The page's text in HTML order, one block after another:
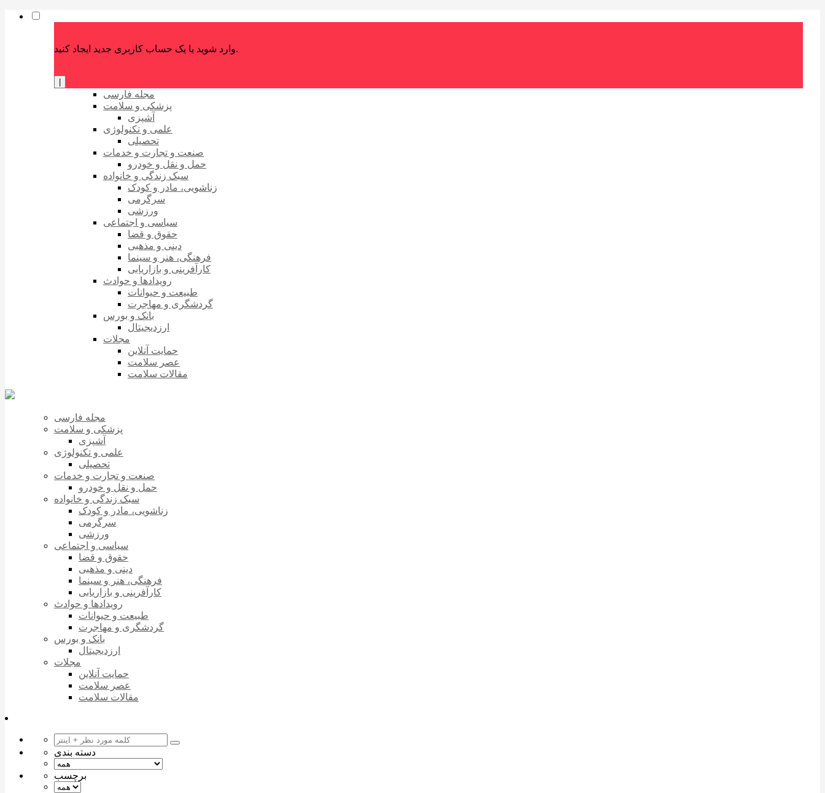
وارد شوید یا یک حساب کاربری جدید ایجاد کنید.
مجله فارسی
پزشکی و سلامت
آشپزی
علمی و تکنولوژی
تحصیلی
صنعت و تجارت و خدمات
حمل و نقل و خودرو
سبک زندگی و خانواده
زناشویی، مادر و کودک
سرگرمی
ورزشی
سیاسی و اجتماعی
حقوق و قضا
دینی و مذهبی
فرهنگی، هنر و سینما
کارآفرینی و بازاریابی
رویدادها و حوادث
طبیعت و حیوانات
گردشگری و مهاجرت
بانک و بورس
ارزدیجیتال
مجلات
حمایت آنلاین
عصر سلامت
مقالات سلامت
مجله فارسی
پزشکی و سلامت
آشپزی
علمی و تکنولوژی
تحصیلی
صنعت و تجارت و خدمات
حمل و نقل و خودرو
سبک زندگی و خانواده
زناشویی، مادر و کودک
سرگرمی
ورزشی
سیاسی و اجتماعی
حقوق و قضا
دینی و مذهبی
فرهنگی، هنر و سینما
کارآفرینی و بازاریابی
رویدادها و حوادث
طبیعت و حیوانات
گردشگری و مهاجرت
بانک و بورس
ارزدیجیتال
مجلات
حمایت آنلاین
عصر سلامت
مقالات سلامت
دسته بندی
برچسب